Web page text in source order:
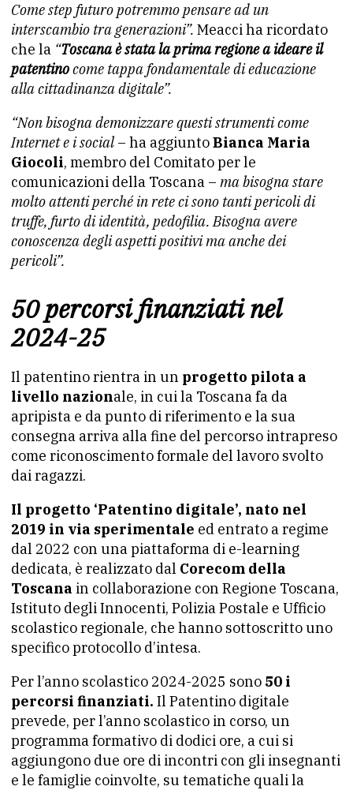
Come step futuro potremmo pensare ad un
interscambio tra generazioni”. Meacci ha ricordato
che la “Toscana è stata la prima regione a ideare il
patentinocome tappa fondamentale di educazione
alla cittadinanza digitale”.
“Non bisogna demonizzare questi strumenti come
Internet e i social– ha aggiuntoBianca Maria
Giocoli, membro del Comitato per le
comunicazioni della Toscana – ma bisogna stare
molto attenti perché in rete ci sono tanti pericoli di
truffe, furto di identità, pedofilia. Bisogna avere
conoscenza degli aspetti positivi ma anche dei
pericoli”.
50 percorsi finanziati nel
2024-25
Il patentino rientra in un progetto pilota a
livello nazionale, in cui la Toscana fa da
apripista e da punto di riferimento e la sua
consegna arriva alla fine del percorso intrapreso
come riconoscimento formale del lavoro svolto
dai ragazzi.
Il progetto ‘Patentino digitale’, nato nel
2019 in via sperimentale ed entrato a regime
dal 2022 con una piattaforma di e-learning
dedicata, è realizzato dal Corecom della
Toscana in collaborazione con Regione Toscana,
Istituto degli Innocenti, Polizia Postale e Ufficio
scolastico regionale, che hanno sottoscritto uno
specifico protocollo d’intesa.
Per l’anno scolastico 2024-2025 sono 50 i
percorsi finanziati. Il Patentino digitale
prevede, per l’anno scolastico in corso, un
programma formativo di dodici ore, a cui si
aggiungono due ore di incontri con gli insegnanti
e le famiglie coinvolte, su tematiche quali la